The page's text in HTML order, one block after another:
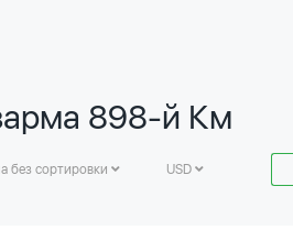
898-й Км
без сортировки USD